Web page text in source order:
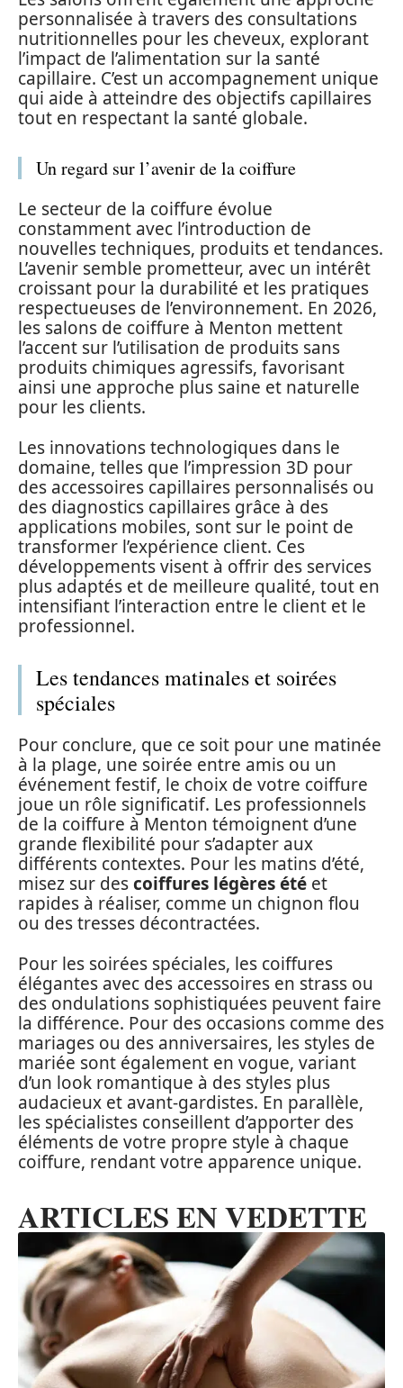
personnalisée à travers des consultations
nutritionnelles pour les cheveux, explorant
l’impact de l’alimentation sur la santé
capillaire. C’est un accompagnement unique
qui aide à atteindre des objectifs capillaires
tout en respectant la santé globale.
Un regard sur l’avenir de la coiffure
Le secteur de la coiffure évolue
constamment avec l’introduction de
nouvelles techniques, produits et tendances.
L’avenir semble prometteur, avec un intérêt
croissant pour la durabilité et les pratiques
respectueuses de l’environnement. En 2026,
les salons de coiffure à Menton mettent
l’accent sur l’utilisation de produits sans
produits chimiques agressifs, favorisant
ainsi une approche plus saine et naturelle
pour les clients.
Les innovations technologiques dans le
domaine, telles que l’impression 3D pour
des accessoires capillaires personnalisés ou
des diagnostics capillaires grâce à des
applications mobiles, sont sur le point de
transformer l’expérience client. Ces
développements visent à offrir des services
plus adaptés et de meilleure qualité, tout en
intensifiant l’interaction entre le client et le
professionnel.
Les tendances matinales et soirées
spéciales
Pour conclure, que ce soit pour une matinée
à la plage, une soirée entre amis ou un
événement festif, le choix de votre coiffure
joue un rôle significatif. Les professionnels
de la coiffure à Menton témoignent d’une
grande flexibilité pour s’adapter aux
différents contextes. Pour les matins d’été,
misez sur descoiffures légères été et
rapides à réaliser, comme un chignon flou
ou des tresses décontractées.
Pour les soirées spéciales, les coiffures
élégantes avec des accessoires en strass ou
des ondulations sophistiquées peuvent faire
la différence. Pour des occasions comme des
mariages ou des anniversaires, les styles de
mariée sont également en vogue, variant
d’un look romantique à des styles plus
audacieux et avant-gardistes. En parallèle,
les spécialistes conseillent d’apporter des
éléments de votre propre style à chaque
coiffure, rendant votre apparence unique.
ARTICLES EN VEDETTE